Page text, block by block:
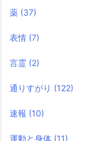
薬 (37)
表情 (7)
言霊 (2)
通りすがり (122)
速報 (10)
運動と身体 (11)